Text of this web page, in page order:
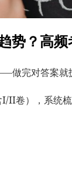
？高频
完对答案就
卷），系统